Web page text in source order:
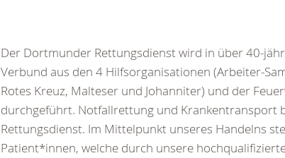
Der Dortmunder Rettungsdienst wird in über 40-
Verbund aus den 4 Hilfsorganisationen (Arbeiter-
Rotes Kreuz, Malteser und Johanniter) und der
durchgeführt. Notfallrettung und Krankentransport
Rettungsdienst. Im Mittelpunkt unseres Handelns
Patient*innen, welche durch unsere